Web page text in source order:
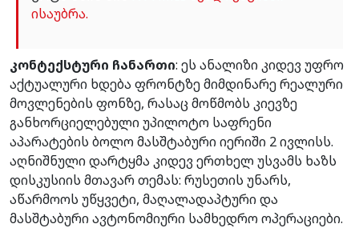
ისაუბრა.
კონტექსტური ჩანართი: ეს ანალიზი კიდევ უფრო
აქტუალური ხდება ფრონტზე მიმდინარე რეალური
მოვლენების ფონზე, რასაც მოწმობს კიევზე
განხორციელებული უპილოტო საფრენი
აპარატების ბოლო მასშტაბური იერიში 2 ივლისს.
აღნიშნული დარტყმა კიდევ ერთხელ უსვამს ხაზს
დისკუსიის მთავარ თემას: რუსეთის უნარს,
აწარმოოს უწყვეტი, მაღალადაპტური და
მასშტაბური ავტონომიური სამხედრო ოპერაციები.